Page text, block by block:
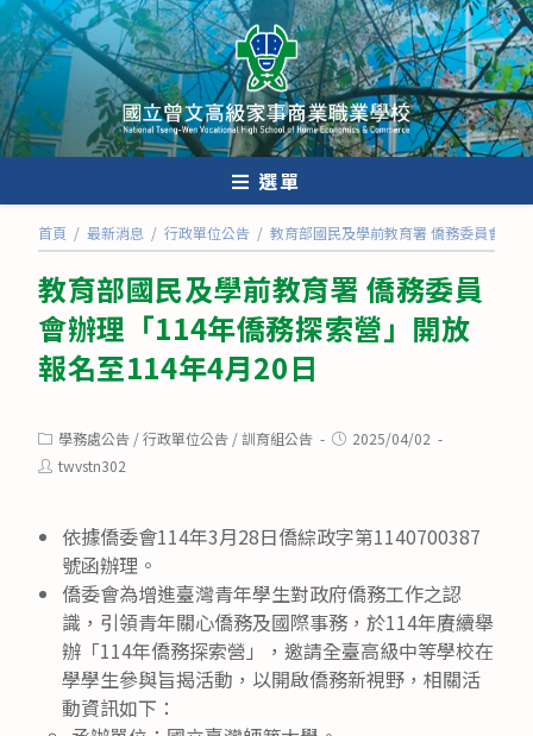
跳
轉
至
主
要
內
選單
首頁 / 最新消息 / 行政單位公告 / 教育部國民及學前教育署 僑務委員會辦
教育部國民及學前教育署 僑務委員
會辦理「114年僑務探索營」開放
報名至114年4月20日
Post
category:
學務處公告 /行政單位公告 /訓育組公告
Post2025/04/02
Posttwvstn302
依據僑委會114年3月28日僑綜政字第1140700387
號函辦理。
僑委會為增進臺灣青年學生對政府僑務工作之認
識，引領青年關心僑務及國際事務，於114年賡續舉
辦「114年僑務探索營」，邀請全臺高級中等學校在
學學生參與旨揭活動，以開啟僑務新視野，相關活
動資訊如下：